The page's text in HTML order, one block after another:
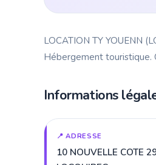
LOCATION TY YOUENN
Hébergement touristique.
Informations
📍 ADRESSE
10 NOUVELLE COTE